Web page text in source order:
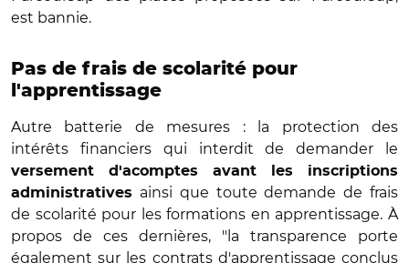
est bannie.
Pas de frais de scolarité pour
l'apprentissage
Autre batterie de mesures : la protection des
intérêts financiers qui interdit de demander le
versement d'acomptes avant les inscriptions
administratives
ainsi que toute demande de frais
de scolarité pour les formations en apprentissage. À
propos de ces dernières, "la transparence porte
également sur les contrats d'apprentissage conclus